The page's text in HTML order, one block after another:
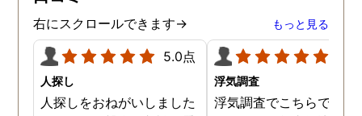
拠の映像もとても鮮明で
っかり証拠を獲得するこ
ができ、とてもありがた
ったです。 その後のフ
ーも含めですが、相談さ
右にスクロールできます→ もっと見る
5.0点
人探し
人探しをおねがいしました
浮気調査
浮気調査でこちらで相談